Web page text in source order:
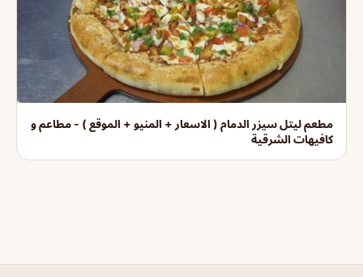
مطعم ليتل سيزر الدمام ( الاسعار + المنيو + الموقع ) - مطاعم و
كافيهات الشرقية